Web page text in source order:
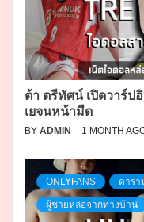
ต้า ตรีทัศน์ เปิดวาร์
เยจนหน้ามืด
BY ADMIN 1 MONTH
ONLYFANS ดารา
ผู้ชายหล่อจากทางบ้าน